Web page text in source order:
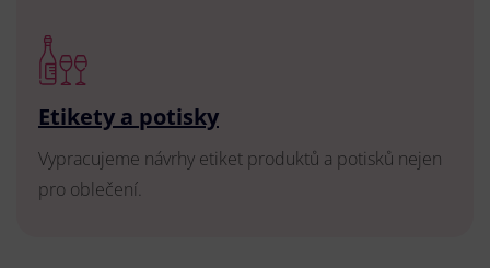
Etikety a potisky
Vypracujeme návrhy etiket produktů a potisků nejen
pro oblečení.